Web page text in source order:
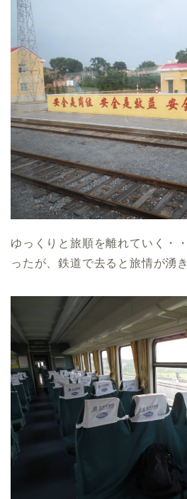
ゆっくりと旅順を離れていく・
ったが、鉄道で去ると旅情が湧